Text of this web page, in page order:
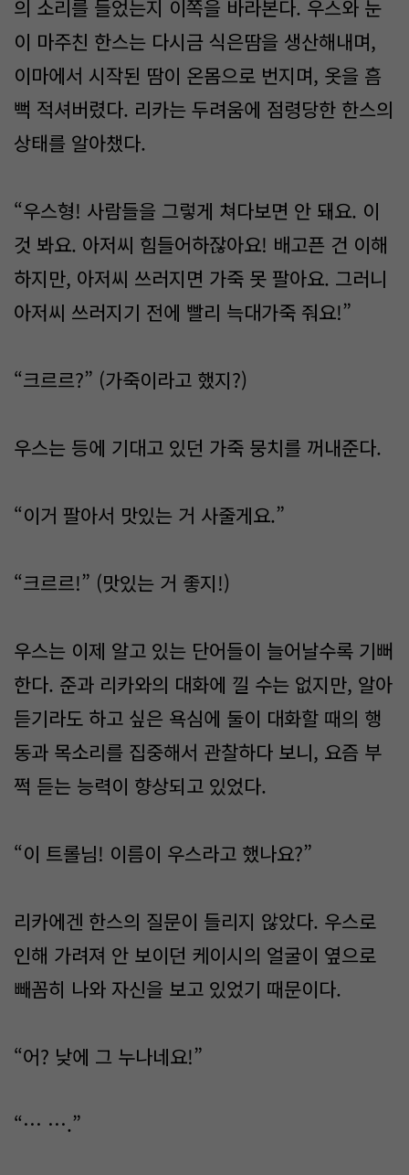
의 소리를 들었는지 이쪽을 바라본다. 우스와 눈
이 마주친 한스는 다시금 식은땀을 생산해내며,
이마에서 시작된 땀이 온몸으로 번지며, 옷을 흠
뻑 적셔버렸다. 리카는 두려움에 점령당한 한스의
상태를 알아챘다.
“우스형! 사람들을 그렇게 쳐다보면 안 돼요. 이
것 봐요. 아저씨 힘들어하잖아요! 배고픈 건 이해
하지만, 아저씨 쓰러지면 가죽 못 팔아요. 그러니
아저씨 쓰러지기 전에 빨리 늑대가죽 줘요!”
“크르르?” (가죽이라고 했지?)
우스는 등에 기대고 있던 가죽 뭉치를 꺼내준다.
“이거 팔아서 맛있는 거 사줄게요.”
“크르르!” (맛있는 거 좋지!)
우스는 이제 알고 있는 단어들이 늘어날수록 기뻐
한다. 준과 리카와의 대화에 낄 수는 없지만, 알아
듣기라도 하고 싶은 욕심에 둘이 대화할 때의 행
동과 목소리를 집중해서 관찰하다 보니, 요즘 부
쩍 듣는 능력이 향상되고 있었다.
“이 트롤님! 이름이 우스라고 했나요?”
리카에겐 한스의 질문이 들리지 않았다. 우스로
인해 가려져 안 보이던 케이시의 얼굴이 옆으로
빼꼼히 나와 자신을 보고 있었기 때문이다.
“어? 낮에 그 누나네요!”
“… ….”